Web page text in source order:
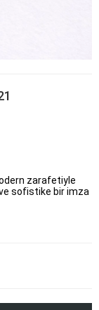
zarafetiyle
sofistike bir imza